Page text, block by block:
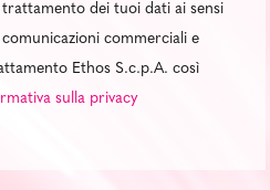
dei tuoi dati ai sensi
commerciali e
Ethos S.c.p.A. così
sulla privacy